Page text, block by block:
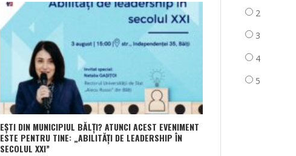
EȘTI DIN MUNICIPIUL BĂLȚI? ATUNCI ACEST EVENIMENT
ESTE PENTRU TINE: „ABILITĂȚI DE LEADERSHIP ÎN
SECOLUL XXI”
2
3
4
5